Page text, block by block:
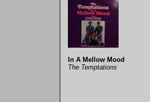
In A Mellow Mood
The Temptations